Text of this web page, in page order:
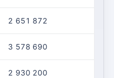
2 651 872
3 578 690
2 930 200